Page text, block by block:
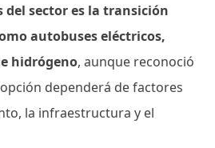
del sector es la transición
autobuses eléctricos,
hidrógeno, aunque reconoció
dependerá de factores
la infraestructura y el